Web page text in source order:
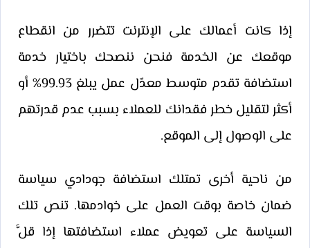
إذا كانت أعمالك على الإنترنت تتضرر من انقطاع
موقعك عن الخدمة فنحن ننصحك باختيار خدمة
استضافة تقدم متوسط معدّل عمل يبلغ 99.93% أو
أكثر لتقليل خطر فقدانك للعملاء بسبب عدم قدرتهم
على الوصول إلى الموقع.
من ناحية أخرى تمتلك استضافة جودادي سياسة
ضمان خاصة بوقت العمل على خوادمها. تنص تلك
السياسة على تعويض عملاء استضافتها إذا قلَّ